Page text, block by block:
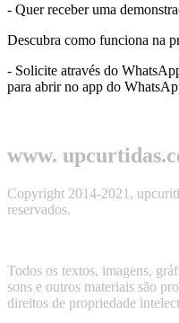
- Quer receber uma
Descubra como funciona na
- Solicite através do
para abrir no app do
www.
Copyright 2014-2021,
reservados.
Todos os textos, imagens,
sons e outros materiais são
direitos de propriedade